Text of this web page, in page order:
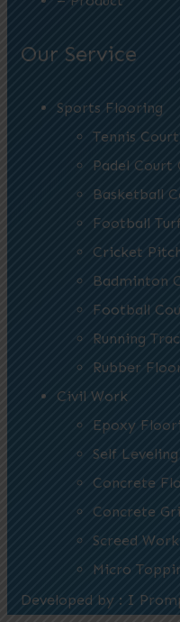
Our Service
Sports Flooring
Tennis
Padel Court
Basketball
Football
Cricket
Badminton
Football
Running
Rubber
Civil Work
Epoxy
Self Leveling
Concrete
Concrete
Screed Work
Micro
Developed by : I